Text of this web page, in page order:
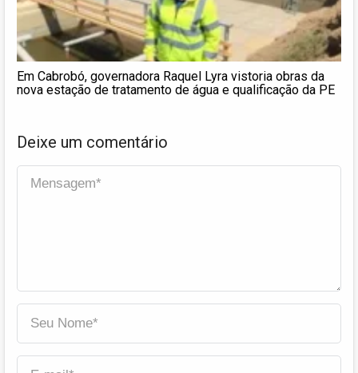
Em Cabrobó, governadora Raquel Lyra vistoria obras da
nova estação de tratamento de água e qualificação da PE
Deixe um comentário